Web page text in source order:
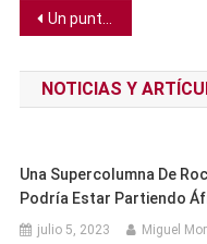
Navegación
de
entradas
Un punto débil masivo en el campo magnético terrestre está creciendo, descubren científicos
NOTICIAS Y
Una Supercolumna De
Podría Estar Partiendo
julio 5, 2023 Miguel